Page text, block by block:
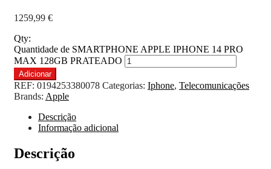
1259,99 €
Qty:
Quantidade de SMARTPHONE APPLE IPHONE 14 PRO
MAX 128GB PRATEADO
Adicionar
REF: 0194253380078 Categorias: Iphone, Telecomunicações
Brands: Apple
Descrição
Informação adicional
Descrição